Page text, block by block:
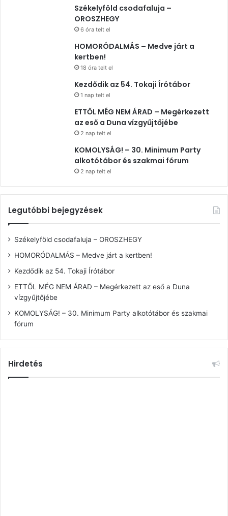
Székelyföld csodafaluja –
OROSZHEGY
6 óra telt el
HOMORÓDALMÁS – Medve járt a
kertben!
18 óra telt el
Kezdődik az 54. Tokaji Írótábor
1 nap telt el
ETTŐL MÉG NEM ÁRAD – Megérkezett
az eső a Duna vízgyűjtőjébe
2 nap telt el
KOMOLYSÁG! – 30. Minimum Party
alkotótábor és szakmai fórum
2 nap telt el
Legutóbbi bejegyzések
Székelyföld csodafaluja – OROSZHEGY
HOMORÓDALMÁS – Medve járt a kertben!
Kezdődik az 54. Tokaji Írótábor
ETTŐL MÉG NEM ÁRAD – Megérkezett az eső a Duna
vízgyűjtőjébe
KOMOLYSÁG! – 30. Minimum Party alkotótábor és szakmai
fórum
Hirdetés